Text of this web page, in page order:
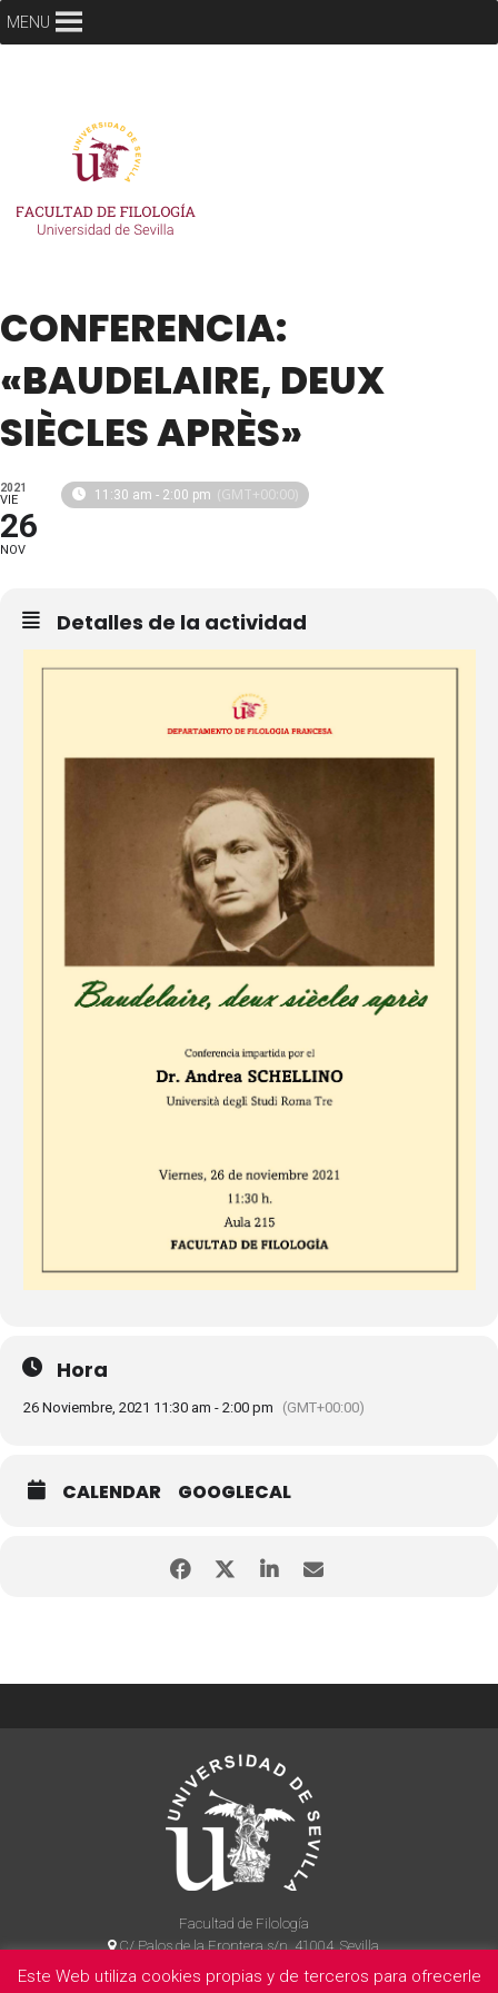
MENU
CONFERENCIA:
«BAUDELAIRE, DEUX
SIÈCLES APRÈS»
2021
VIE
26
NOV
11:30 am - 2:00 pm (GMT+00:00)
Detalles de la actividad
Hora
26 Noviembre, 2021 11:30 am - 2:00 pm (GMT+00:00)
CALENDAR GOOGLECAL
Facultad de Filología
C/ Palos de la Frontera s/n, 41004, Sevilla
954 55 14 90
Este Web utiliza cookies propias y de terceros para ofrecerle